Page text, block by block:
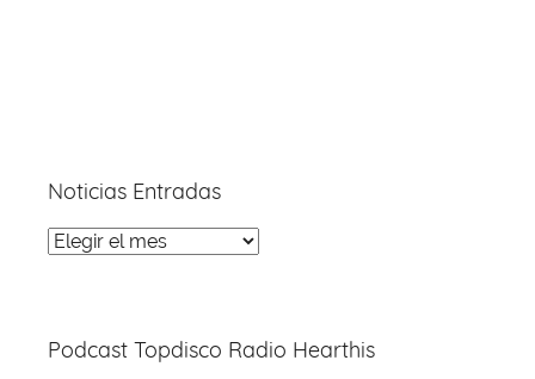
Noticias Entradas
Noticias
Podcast Topdisco Radio Hearthis